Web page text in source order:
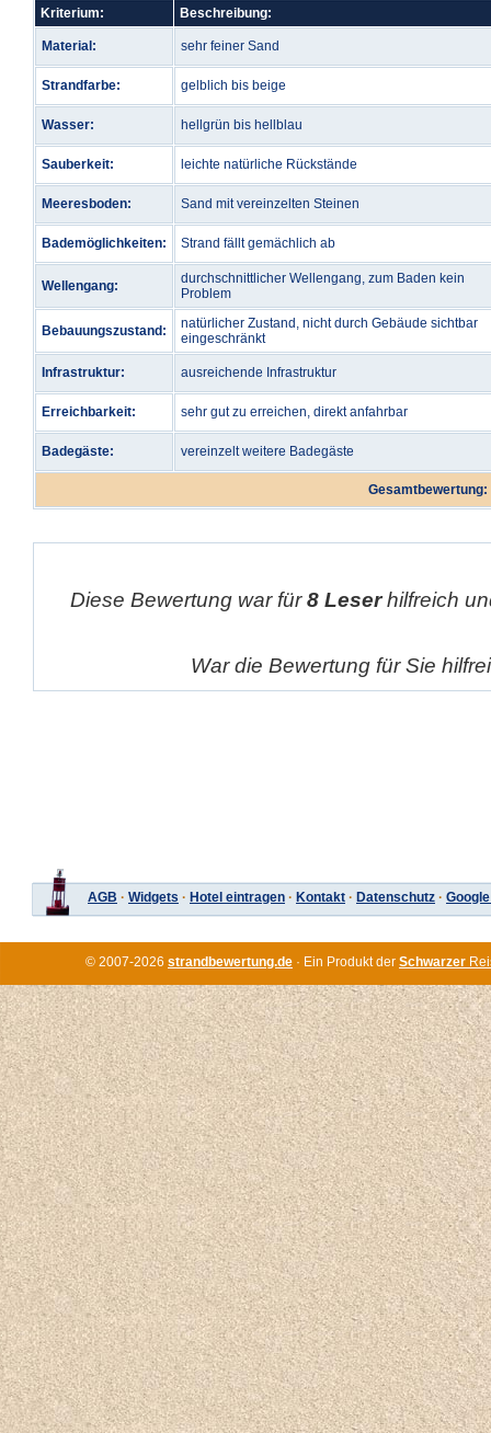
Kriterium: Beschreibung:
Material: sehr feiner Sand
Strandfarbe: gelblich bis beige
Wasser: hellgrün bis hellblau
Sauberkeit: leichte natürliche Rückstände
Meeresboden: Sand mit vereinzelten Steinen
Bademöglichkeiten: Strand fällt gemächlich ab
Wellengang:
durchschnittlicher Wellengang, zum Baden kein
Problem
Bebauungszustand:
natürlicher Zustand, nicht durch Gebäude sichtbar
eingeschränkt
Infrastruktur: ausreichende Infrastruktur
Erreichbarkeit: sehr gut zu erreichen, direkt anfahrbar
Badegäste: vereinzelt weitere Badegäste
Gesamtbewertung:
Diese Bewertung war für8 Leserhilfreich
War die Bewertung für Sie
AGB · Widgets · Hotel eintragen · Kontakt · Datenschutz ·
© 2007-2026 strandbewertung.de · Ein Produkt der Schwarzer